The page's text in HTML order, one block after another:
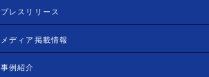
プレスリリース
メディア掲載情報
事例紹介